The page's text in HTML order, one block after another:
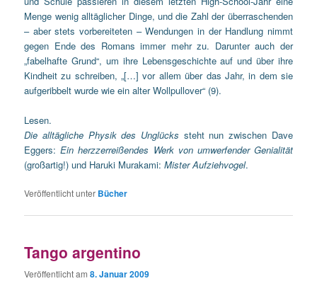
Menge wenig alltäglicher Dinge, und die Zahl der überraschenden
– aber stets vorbereiteten – Wendungen in der Handlung nimmt
gegen Ende des Romans immer mehr zu. Darunter auch der
„fabelhafte Grund“, um ihre Lebensgeschichte auf und über ihre
Kindheit zu schreiben, „[…] vor allem über das Jahr, in dem sie
aufgeribbelt wurde wie ein alter Wollpullover“ (9).
Lesen.
Die alltägliche Physik des Unglücks steht nun zwischen Dave
Eggers:Ein herzzerreißendes Werk von umwerfender Genialität
(großartig!) und Haruki Murakami:Mister Aufziehvogel.
Veröffentlicht unter Bücher
Tango argentino
Veröffentlicht am8. Januar 2009